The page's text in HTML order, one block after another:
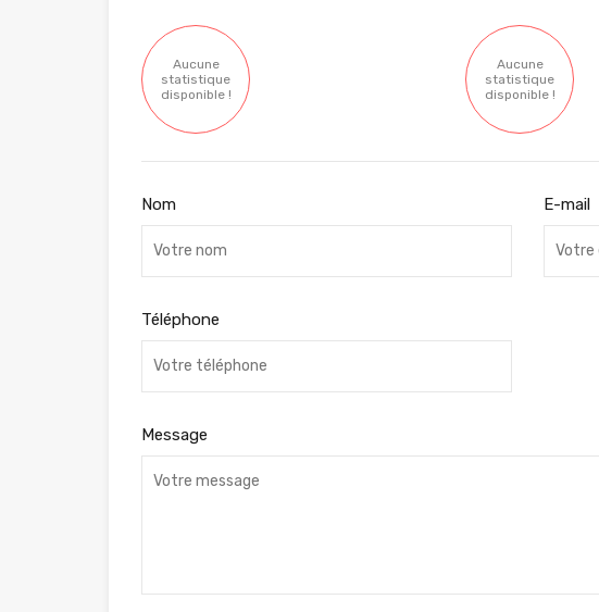
Aucune
statistique
disponible !
Aucune
statistique
disponible !
Nom E-mail
Téléphone
Message